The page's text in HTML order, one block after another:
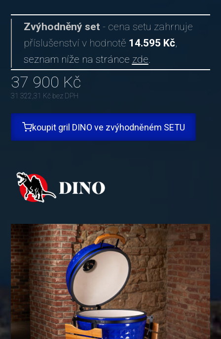
Zvýhodněný set - cena setu zahrnuje
příslušenství v hodnotě 14.595 Kč,
seznam níže na stránce zde.
37 900 Kč
31 322,31 Kč bez DPH
koupit gril DINO ve zvýhodněném SETU